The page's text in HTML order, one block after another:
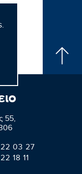
55,
03 27
18 11